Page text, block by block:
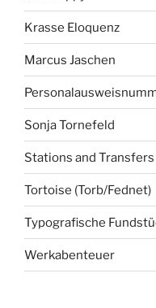
Krasse Eloquenz
Marcus Jaschen
Sonja Tornefeld
Stations and
Tortoise (Torb/Fednet)
Typografische
Werkabenteuer